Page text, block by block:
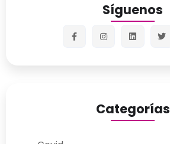
Síguenos
Categorías